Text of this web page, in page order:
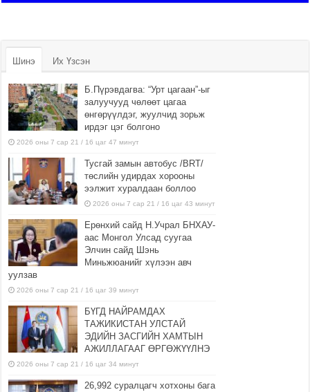
Шинэ Их Үзсэн
Б.Пүрэвдагва: “Урт цагаан”-ыг
залуучууд чөлөөт цагаа
өнгөрүүлдэг, жуулчид зорьж
ирдэг цэг болгоно
2026 оны 7 сар 21 / 16 цаг 47 минут
Тусгай замын автобус /BRT/
төслийн удирдах хорооны
ээлжит хуралдаан боллоо
2026 оны 7 сар 21 / 16 цаг 43 минут
Ерөнхий сайд Н.Учрал БНХАУ-
аас Монгол Улсад суугаа
Элчин сайд Шэнь
Миньжюанийг хүлээн авч
уулзав
2026 оны 7 сар 21 / 16 цаг 39 минут
БҮГД НАЙРАМДАХ
ТАЖИКИСТАН УЛСТАЙ
ЭДИЙН ЗАСГИЙН ХАМТЫН
АЖИЛЛАГААГ ӨРГӨЖҮҮЛНЭ
2026 оны 7 сар 21 / 16 цаг 34 минут
26,992 суралцагч хотхоны бага